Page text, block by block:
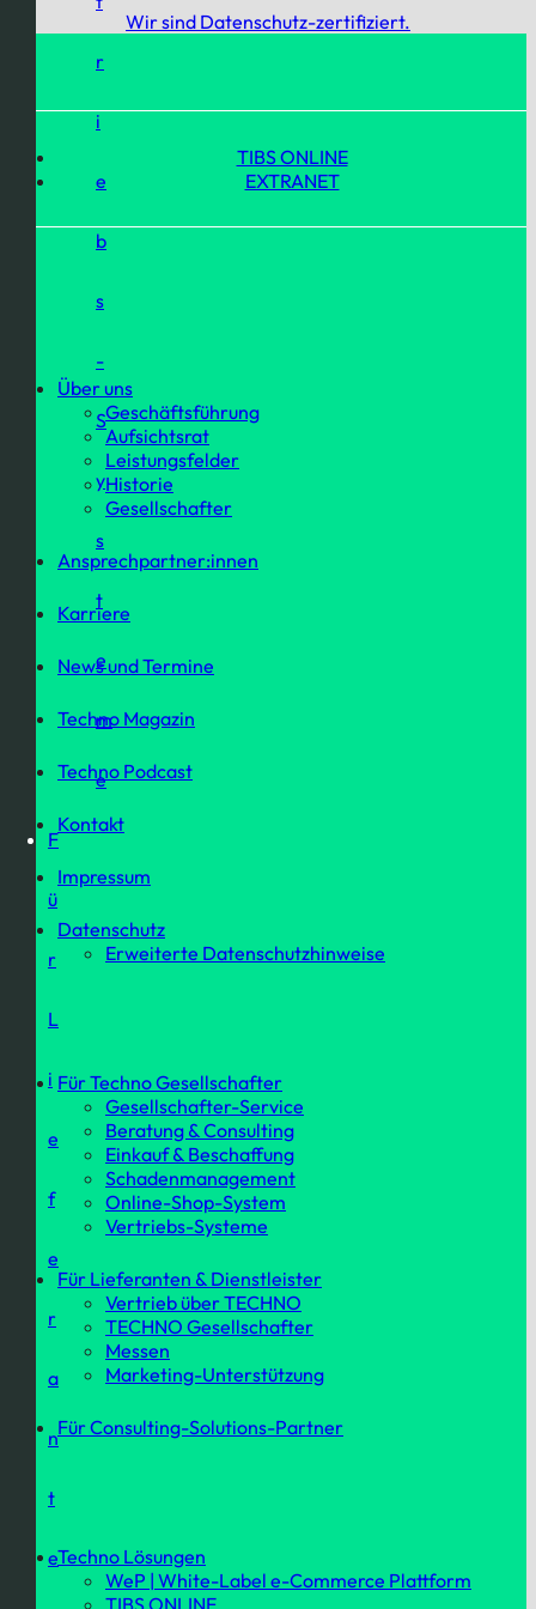
r
i
e
b
s
-
S
y
s
t
e
m
e
F
ü
r
L
i
e
f
e
r
a
n
t
e
Wir sind Datenschutz-zertifiziert.
TIBS ONLINE
EXTRANET
Über uns
Geschäftsführung
Aufsichtsrat
Leistungsfelder
Historie
Gesellschafter
Ansprechpartner:innen
Karriere
News und Termine
Techno Magazin
Techno Podcast
Kontakt
Impressum
Datenschutz
Erweiterte Datenschutzhinweise
Für Techno Gesellschafter
Gesellschafter-Service
Beratung & Consulting
Einkauf & Beschaffung
Schadenmanagement
Online-Shop-System
Vertriebs-Systeme
Für Lieferanten & Dienstleister
Vertrieb über TECHNO
TECHNO Gesellschafter
Messen
Marketing-Unterstützung
Für Consulting-Solutions-Partner
Techno Lösungen
WeP | White-Label e-Commerce Plattform
TIBS ONLINE